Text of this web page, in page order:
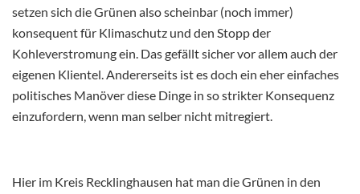
setzen sich die Grünen also scheinbar (noch immer)
konsequent für Klimaschutz und den Stopp der
Kohleverstromung ein. Das gefällt sicher vor allem auch der
eigenen Klientel. Andererseits ist es doch ein eher einfaches
politisches Manöver diese Dinge in so strikter Konsequenz
einzufordern, wenn man selber nicht mitregiert.
Hier im Kreis Recklinghausen hat man die Grünen in den